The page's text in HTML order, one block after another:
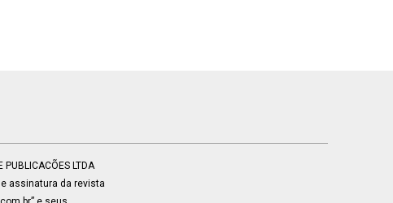
LTDA
assinatura da revista